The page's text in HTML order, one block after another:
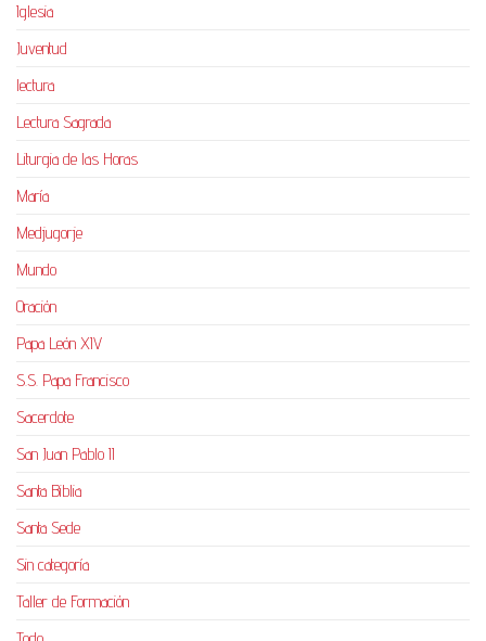
Iglesia
Juventud
lectura
Lectura Sagrada
Liturgia de las Horas
María
Medjugorje
Mundo
Oración
Papa León XIV
S.S. Papa Francisco
Sacerdote
San Juan Pablo II
Santa Biblia
Santa Sede
Sin categoría
Taller de Formación